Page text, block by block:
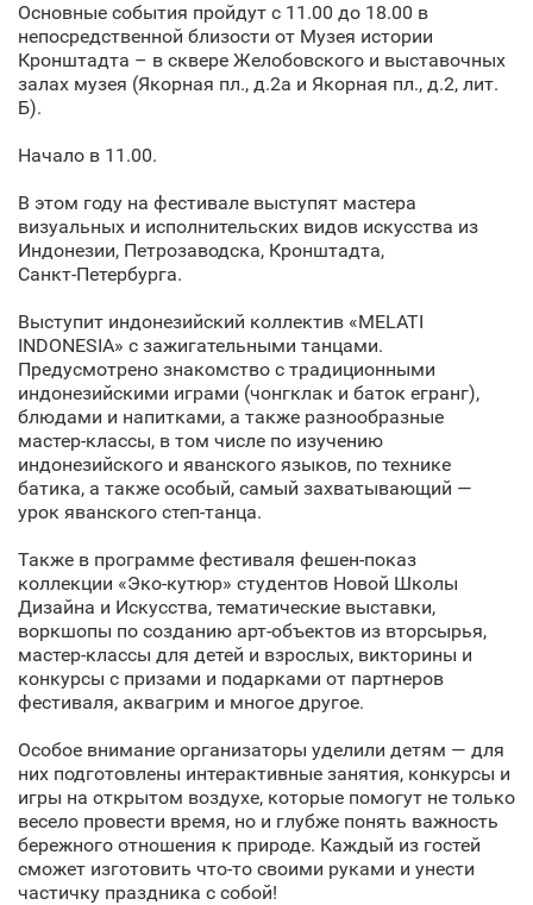
Основные события пройдут с 11.00 до 18.00 в
непосредственной близости от Музея истории
Кронштадта – в сквере Желобовского и выставочных
залах музея (Якорная пл., д.2а и Якорная пл., д.2, лит.
Б).
Начало в 11.00.
В этом году на фестивале выступят мастера
визуальных и исполнительских видов искусства из
Индонезии, Петрозаводска, Кронштадта,
Санкт‑Петербурга.
Выступит индонезийский коллектив «MELATI
INDONESIA» с зажигательными танцами.
Предусмотрено знакомство с традиционными
индонезийскими играми (чонгклак и баток егранг),
блюдами и напитками, а также разнообразные
мастер-классы, в том числе по изучению
индонезийского и яванского языков, по технике
батика, а также особый, самый захватывающий —
урок яванского степ-танца.
Также в программе фестиваля фешен-показ
коллекции «Эко-кутюр» студентов Новой Школы
Дизайна и Искусства, тематические выставки,
воркшопы по созданию арт-объектов из вторсырья,
мастер-классы для детей и взрослых, викторины и
конкурсы с призами и подарками от партнеров
фестиваля, аквагрим и многое другое.
Особое внимание организаторы уделили детям — для
них подготовлены интерактивные занятия, конкурсы и
игры на открытом воздухе, которые помогут не только
весело провести время, но и глубже понять важность
бережного отношения к природе. Каждый из гостей
сможет изготовить что-то своими руками и унести
частичку праздника с собой!